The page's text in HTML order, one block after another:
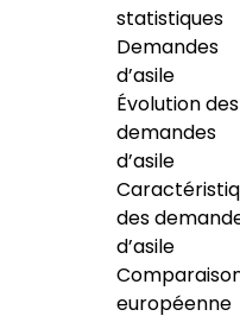
statistiques
Demandes
d’asile
Évolution des
demandes
d’asile
des
d’asile
européenne